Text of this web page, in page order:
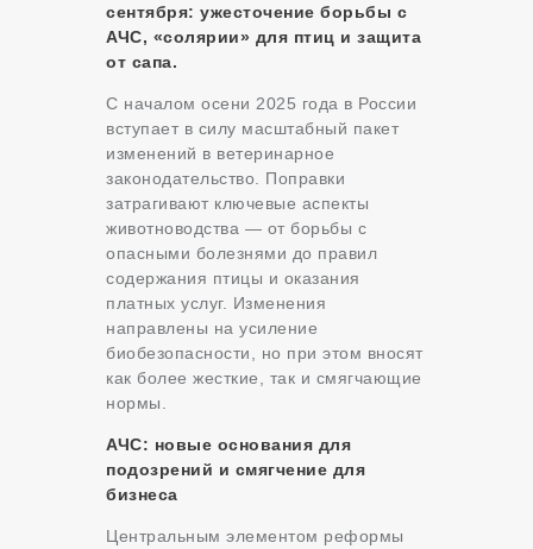
сентября: ужесточение борьбы с
АЧС, «солярии» для птиц и защита
от сапа.
С началом осени 2025 года в России
вступает в силу масштабный пакет
изменений в ветеринарное
законодательство. Поправки
затрагивают ключевые аспекты
животноводства — от борьбы с
опасными болезнями до правил
содержания птицы и оказания
платных услуг. Изменения
направлены на усиление
биобезопасности, но при этом вносят
как более жесткие, так и смягчающие
нормы.
АЧС: новые основания для
подозрений и смягчение для
бизнеса
Центральным элементом реформы